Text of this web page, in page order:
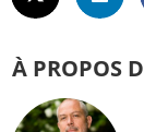
À PROPOS